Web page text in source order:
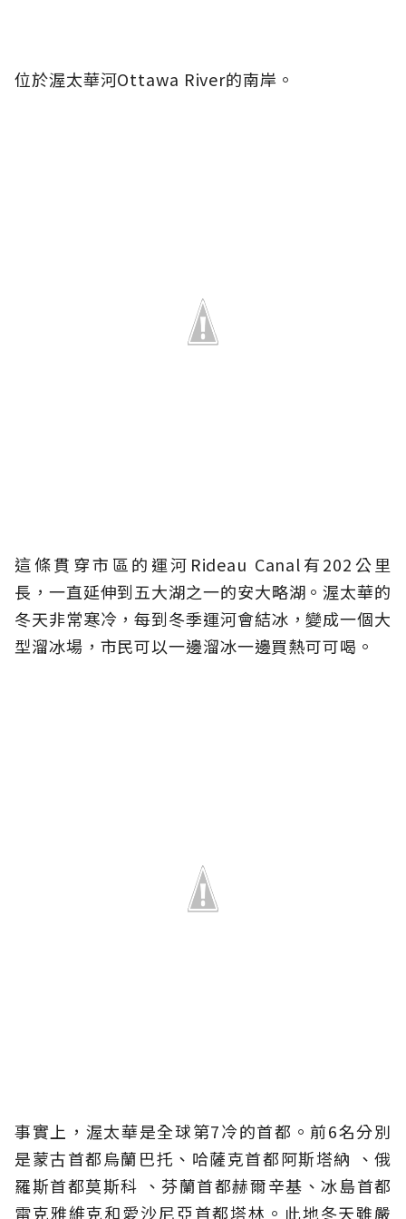
位於渥太華河Ottawa River的南岸。
這條貫穿市區的運河Rideau Canal有202公里
長，一直延伸到五大湖之一的安大略湖。渥太華的
冬天非常寒冷，每到冬季運河會結冰，變成一個大
型溜冰場，市民可以一邊溜冰一邊買熱可可喝。
事實上，渥太華是全球第7冷的首都。前6名分別
是蒙古首都烏蘭巴托、哈薩克首都阿斯塔納 、俄
羅斯首都莫斯科 、芬蘭首都赫爾辛基、冰島首都
雷克雅維克和愛沙尼亞首都塔林。此地冬天雖嚴